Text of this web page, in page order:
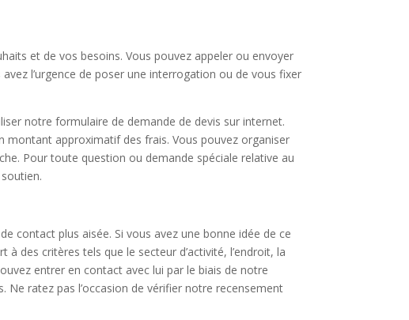
et de vos besoins. Vous pouvez appeler ou envoyer
l’urgence de poser une interrogation ou de vous fixer
notre formulaire de demande de devis sur internet.
montant approximatif des frais. Vous pouvez organiser
Pour toute question ou demande spéciale relative au
contact plus aisée. Si vous avez une bonne idée de ce
des critères tels que le secteur d’activité, l’endroit, la
entrer en contact avec lui par le biais de notre
ratez pas l’occasion de vérifier notre recensement